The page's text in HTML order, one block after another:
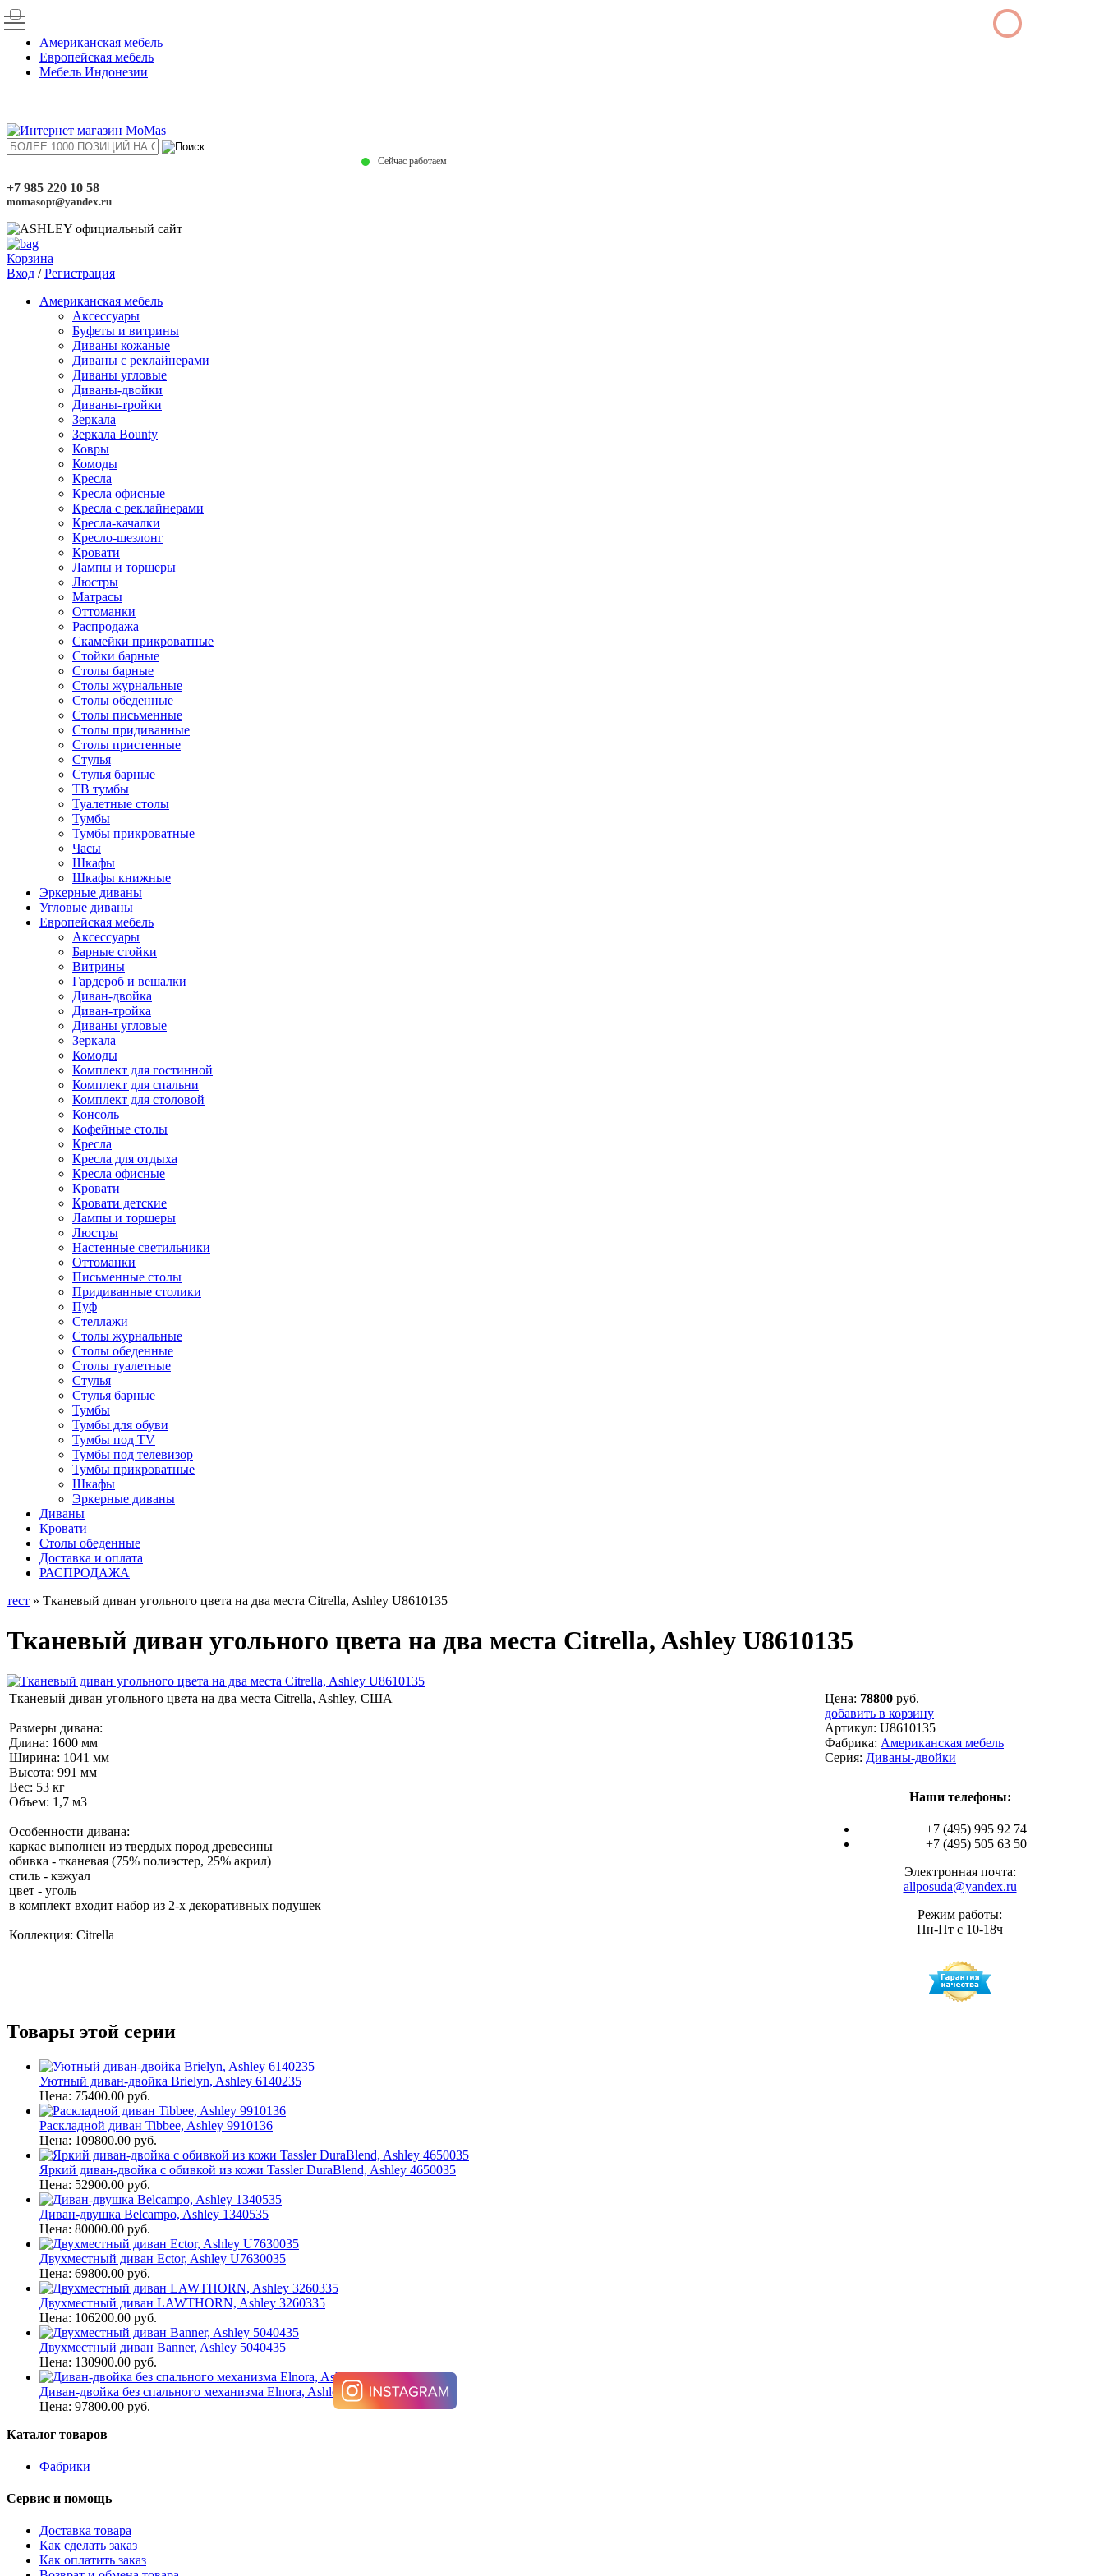
Американская мебель
Европейская мебель
Мебель Индонезии
Сейчас работаем
+7 985 220 10 58
momasopt@yandex.ru
Корзина
Вход /Регистрация
Американская мебель
Аксессуары
Буфеты и витрины
Диваны кожаные
Диваны с реклайнерами
Диваны угловые
Диваны-двойки
Диваны-тройки
Зеркала
Зеркала Bounty
Ковры
Комоды
Кресла
Кресла офисные
Кресла с реклайнерами
Кресла-качалки
Кресло-шезлонг
Кровати
Лампы и торшеры
Люстры
Матрасы
Оттоманки
Распродажа
Скамейки прикроватные
Стойки барные
Столы барные
Столы журнальные
Столы обеденные
Столы письменные
Столы придиванные
Столы пристенные
Стулья
Стулья барные
ТВ тумбы
Туалетные столы
Тумбы
Тумбы прикроватные
Часы
Шкафы
Шкафы книжные
Эркерные диваны
Угловые диваны
Европейская мебель
Аксессуары
Барные стойки
Витрины
Гардероб и вешалки
Диван-двойка
Диван-тройка
Диваны угловые
Зеркала
Комоды
Комплект для гостинной
Комплект для спальни
Комплект для столовой
Консоль
Кофейные столы
Кресла
Кресла для отдыха
Кресла офисные
Кровати
Кровати детские
Лампы и торшеры
Люстры
Настенные светильники
Оттоманки
Письменные столы
Придиванные столики
Пуф
Стеллажи
Столы журнальные
Столы обеденные
Столы туалетные
Стулья
Стулья барные
Тумбы
Тумбы для обуви
Тумбы под TV
Тумбы под телевизор
Тумбы прикроватные
Шкафы
Эркерные диваны
Диваны
Кровати
Столы обеденные
Доставка и оплата
РАСПРОДАЖА
тест » Тканевый диван угольного цвета на два места Citrella, Ashley U8610135
Тканевый диван угольного цвета на два места Citrella, Ashley U8610135
Тканевый диван угольного цвета на два места Citrella, Ashley, США
Размеры дивана:
Длина: 1600 мм
Ширина: 1041 мм
Высота: 991 мм
Вес: 53 кг
Объем: 1,7 м3
Особенности дивана:
каркас выполнен из твердых пород древесины
обивка - тканевая (75% полиэстер, 25% акрил)
стиль - кэжуал
цвет - уголь
в комплект входит набор из 2-х декоративных подушек
Коллекция: Citrella
Цена: 78800 руб.
добавить в корзину
Артикул: U8610135
Фабрика: Американская мебель
Серия: Диваны-двойки
Наши телефоны:
+7 (495) 995 92 74
+7 (495) 505 63 50
Электронная почта:
allposuda@yandex.ru
Режим работы:
Пн-Пт с 10-18ч
Товары этой серии
Уютный диван-двойка Brielyn, Ashley 6140235
Цена: 75400.00 руб.
Раскладной диван Tibbee, Ashley 9910136
Цена: 109800.00 руб.
Яркий диван-двойка с обивкой из кожи Tassler DuraBlend, Ashley 4650035
Цена: 52900.00 руб.
Диван-двушка Belcampo, Ashley 1340535
Цена: 80000.00 руб.
Двухместный диван Ector, Ashley U7630035
Цена: 69800.00 руб.
Двухместный диван LAWTHORN, Ashley 3260335
Цена: 106200.00 руб.
Двухместный диван Banner, Ashley 5040435
Цена: 130900.00 руб.
Диван-двойка без спального механизма Elnora, Ashley 9370235
Цена: 97800.00 руб.
Каталог товаров
Фабрики
Сервис и помощь
Доставка товара
Как сделать заказ
Как оплатить заказ